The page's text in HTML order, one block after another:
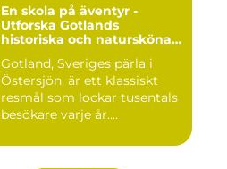
En skola på äventyr -
Utforska Gotlands
historiska och natursköna
Gotland, Sveriges pärla i
Östersjön, är ett klassiskt
resmål som lockar tusentals
besökare varje år....